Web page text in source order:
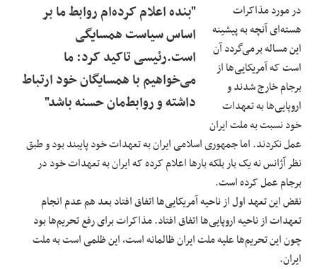
"بنده اعلام کرده‌ام روابط ما بر
اساس سیاست همسایگی
است.رئیسی تاکید کرد: ما
می‌خواهیم با همسایگان خود ارتباط
داشته و روابط‌مان حسنه باشد"
در مورد مذاکرات
هسته‌ای آنچه به پیشینه
این مساله برمی‌گردد آن
است که آمریکایی‌ها از
برجام خارج شدند و
اروپایی‌ها به تعهدات
خود نسبت به ملت ایران
عمل نکردند. اما جمهوری اسلامی ایران به تعهدات خود پایبند بود و طبق
نظر آژانس نه یک بار بلکه بارها اعلام کرده که ایران به تعهدات خود در
برجام عمل کرده است.
نقض این تعهد اول از ناحیه آمریکایی‌ها اتفاق افتاد بعد هم عدم انجام
تعهدات از ناحیه اروپایی‌ها اتفاق افتاد. مذاکرات برای رفع تحریم‌ها بود
چون این تحریم‌ها علیه ملت ایران ظالمانه است، این ظلمی است به ملت
ایران.